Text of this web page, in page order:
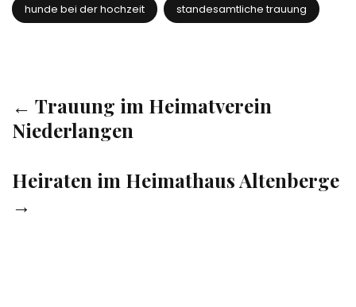
hunde bei der hochzeit standesamtliche trauung
← Trauung im Heimatverein
Niederlangen
Heiraten im Heimathaus Altenberge
→